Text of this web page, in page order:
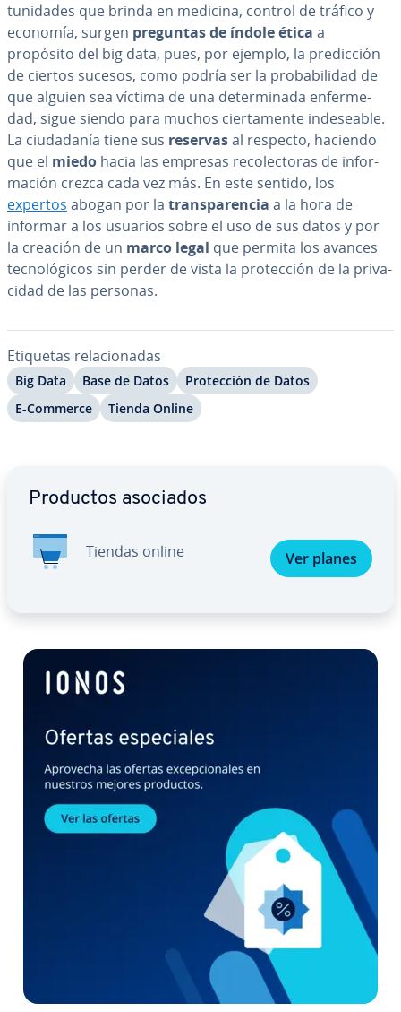
tu­ni­da­des que brinda en medicina, control de tráfico y
economía, surgen preguntas de índole ética a
propósito del big data, pues, por ejemplo, la pre­di­c­ción
de ciertos sucesos, como podría ser la pro­ba­bi­li­dad de
que alguien sea víctima de una de­te­r­mi­na­da en­fe­r­me­
dad, sigue siendo para muchos cie­r­ta­me­n­te in­de­sea­ble.
La ciu­da­da­nía tiene sus reservasal respecto, haciendo
que el miedo hacia las empresas re­co­le­c­to­ras de in­fo­r­
ma­ción crezca cada vez más. En este sentido, los
expertos abogan por la tra­n­s­pa­re­n­cia a la hora de
informar a los usuarios sobre el uso de sus datos y por
la creación de un marco legal que permita los avances
te­c­no­ló­gi­cos sin perder de vista la pro­te­c­ción de la pri­va­
ci­dad de las personas.
Etiquetas re­la­cio­na­das
Big Data Base de Datos
Pro­te­c­ción de Datos
E-Commerce
Tienda Online
Productos asociados
Tiendas online Ver planes